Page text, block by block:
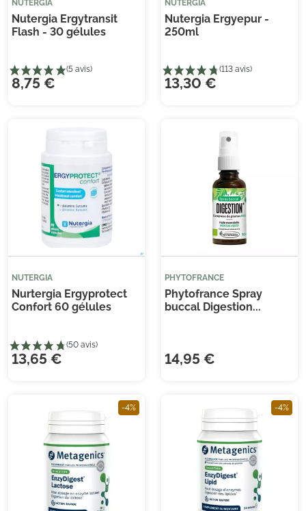
NUTERGIA
Nutergia Ergytransit
Flash - 30 gélules
8,75 €
NUTERGIA
Nutergia Ergyepur -
250ml
13,30 €
NUTERGIA
Nurtergia Ergyprotect
Confort 60 gélules
13,65 €
PHYTOFRANCE
Phytofrance Spray
buccal Digestion...
14,95 €
-4% -4%